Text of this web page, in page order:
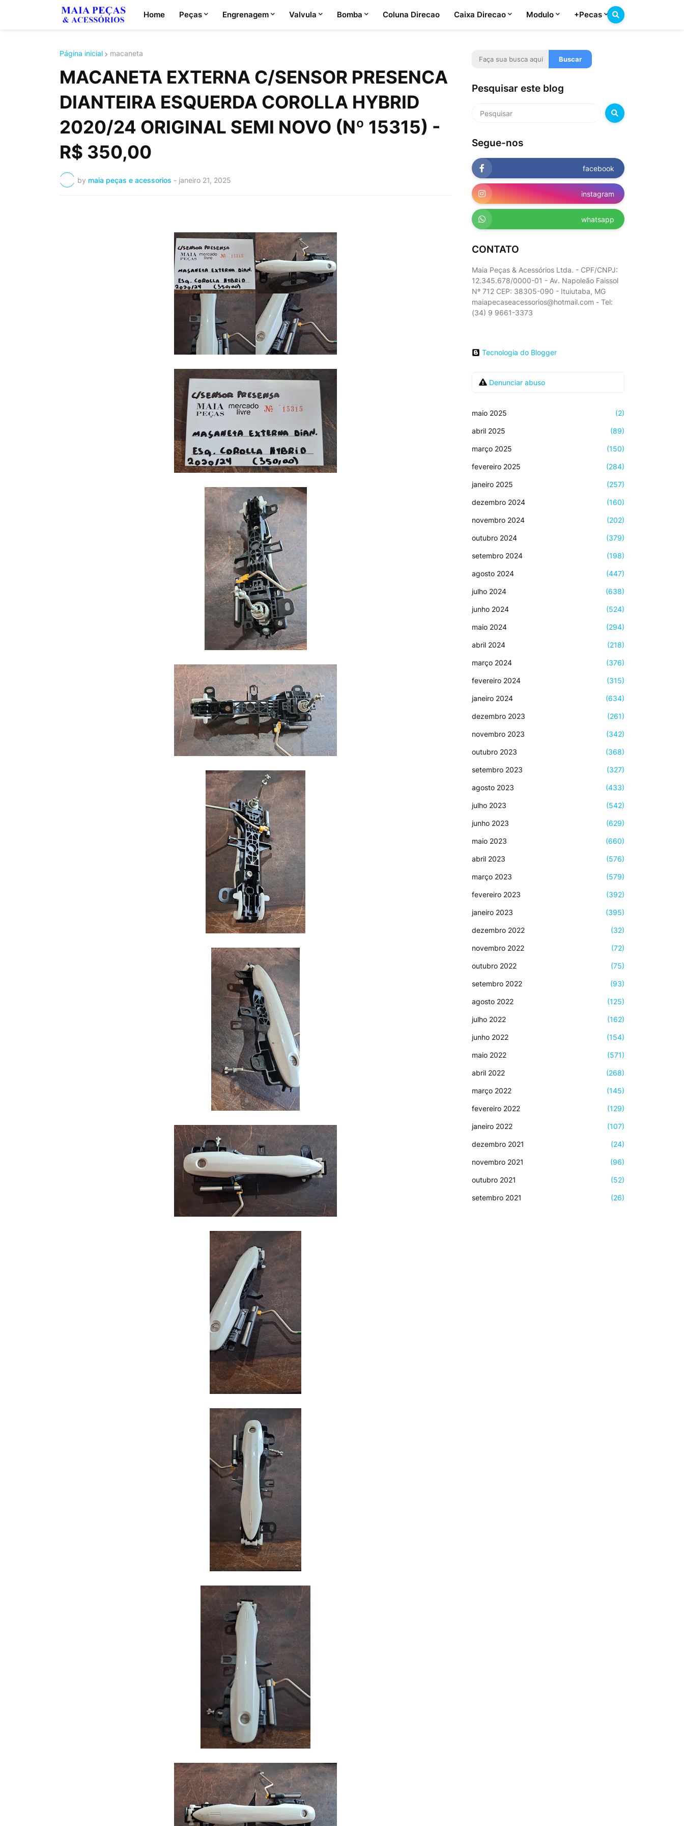
Home Peças Engrenagem Valvula Bomba Coluna Direcao Caixa Direcao Modulo +Pecas
Página inicial macaneta
MACANETA EXTERNA C/SENSOR PRESENCA
DIANTEIRA ESQUERDA COROLLA HYBRID
2020/24 ORIGINAL SEMI NOVO (Nº 15315) -
R$ 350,00
by maia peças e acessorios - janeiro 21, 2025
Pesquisar este blog
Segue-nos
facebook
instagram
whatsapp
CONTATO
Maia Peças & Acessórios Ltda. - CPF/CNPJ:
12.345.678/0000-01 - Av. Napoleão Faissol
Nº 712 CEP: 38305-090 - Ituiutaba, MG
maiapecaseacessorios@hotmail.com - Tel:
(34) 9 9661-3373
Tecnologia do Blogger
Denunciar abuso
maio 2025 (2)
abril 2025 (89)
março 2025 (150)
fevereiro 2025 (284)
janeiro 2025 (257)
dezembro 2024 (160)
novembro 2024 (202)
outubro 2024 (379)
setembro 2024 (198)
agosto 2024 (447)
julho 2024 (638)
junho 2024 (524)
maio 2024 (294)
abril 2024 (218)
março 2024 (376)
fevereiro 2024 (315)
janeiro 2024 (634)
dezembro 2023 (261)
novembro 2023 (342)
outubro 2023 (368)
setembro 2023 (327)
agosto 2023 (433)
julho 2023 (542)
junho 2023 (629)
maio 2023 (660)
abril 2023 (576)
março 2023 (579)
fevereiro 2023 (392)
janeiro 2023 (395)
dezembro 2022 (32)
novembro 2022 (72)
outubro 2022 (75)
setembro 2022 (93)
agosto 2022 (125)
julho 2022 (162)
junho 2022 (154)
maio 2022 (571)
abril 2022 (268)
março 2022 (145)
fevereiro 2022 (129)
janeiro 2022 (107)
dezembro 2021 (24)
novembro 2021 (96)
outubro 2021 (52)
setembro 2021 (26)